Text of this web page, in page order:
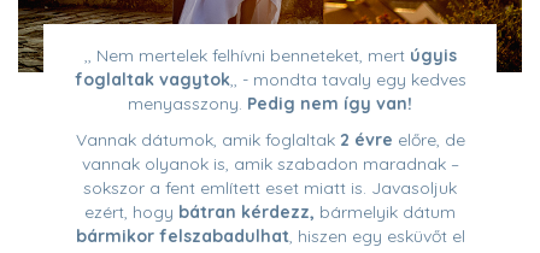
,, Nem mertelek felhívni benneteket, mert úgyis
foglaltak vagytok,, - mondta tavaly egy kedves
menyasszony. Pedig nem így van!
Vannak dátumok, amik foglaltak2 évre előre, de
vannak olyanok is, amik szabadon maradnak –
sokszor a fent említett eset miatt is. Javasoljuk
ezért, hogy bátran kérdezz, bármelyik dátum
bármikor felszabadulhat, hiszen egy esküvőt el